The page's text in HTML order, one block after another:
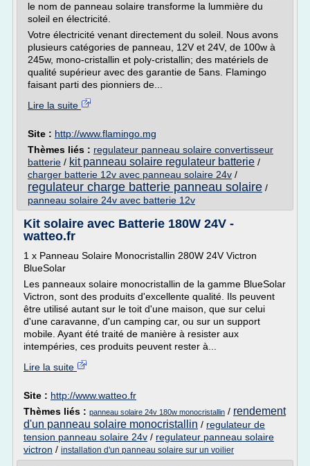
le nom de panneau solaire transforme la lummière du
soleil en électricité.
Votre électricité venant directement du soleil. Nous avons
plusieurs catégories de panneau, 12V et 24V, de 100w à
245w, mono-cristallin et poly-cristallin; des matériels de
qualité supérieur avec des garantie de 5ans. Flamingo
faisant parti des pionniers de...
Lire la suite
Site : http://www.flamingo.mg
Thèmes liés : regulateur panneau solaire convertisseur
batterie / kit panneau solaire regulateur batterie /
charger batterie 12v avec panneau solaire 24v /
regulateur charge batterie panneau solaire /
panneau solaire 24v avec batterie 12v
Kit solaire avec Batterie 180W 24V -
watteo.fr
1 x Panneau Solaire Monocristallin 280W 24V Victron
BlueSolar
Les panneaux solaire monocristallin de la gamme BlueSolar
Victron, sont des produits d'excellente qualité. Ils peuvent
être utilisé autant sur le toit d'une maison, que sur celui
d'une caravanne, d'un camping car, ou sur un support
mobile. Ayant été traité de manière à resister aux
intempéries, ces produits peuvent rester à...
Lire la suite
Site : http://www.watteo.fr
Thèmes liés : panneau solaire 24v 180w monocristallin / rendement
d'un panneau solaire monocristallin / regulateur de
tension panneau solaire 24v / regulateur panneau solaire
victron / installation d'un panneau solaire sur un voilier